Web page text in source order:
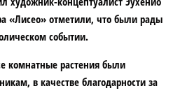
«Лисео» отметили, что были рады
событии.
комнатные растения были
в качестве благодарности за